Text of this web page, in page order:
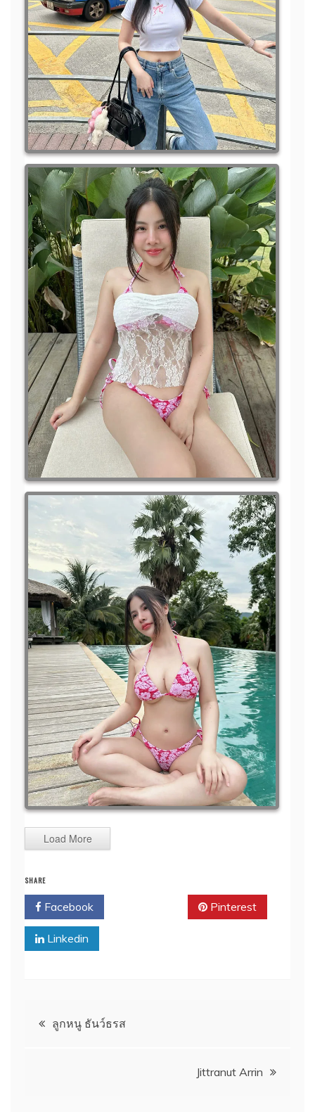
Load More
SHARE
Facebook Pinterest
Linkedin
แนะแนว
ลูกหนู ธันว์ธรส
Jittranut Arrin